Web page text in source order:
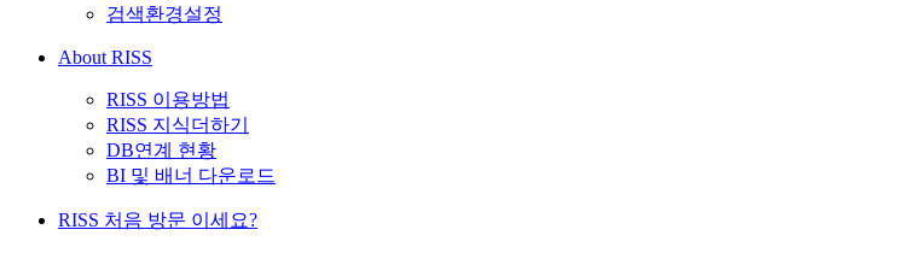
검색환경설정
About RISS
RISS 이용방법
RISS 지식더하기
DB연계 현황
BI 및 배너 다운로드
RISS 처음 방문 이세요?